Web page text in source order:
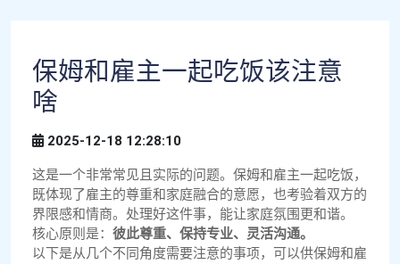
保姆和雇主一起吃饭该注意
啥
2025-12-18 12:28:10
这是一个非常常见且实际的问题。保姆和雇主一起吃饭，
既体现了雇主的尊重和家庭融合的意愿，也考验着双方的
界限感和情商。处理好这件事，能让家庭氛围更和谐。
核心原则是： 彼此尊重、保持专业、灵活沟通。
以下是从几个不同角度需要注意的事项，可以供保姆和雇